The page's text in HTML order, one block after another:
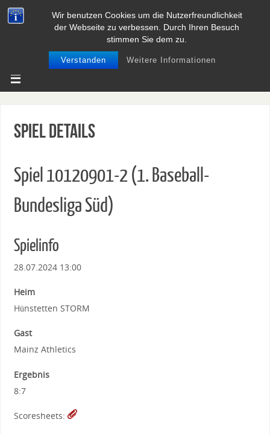
Wir benutzen Cookies um die Nutzerfreundlichkeit
der Webseite zu verbessen. Durch Ihren Besuch
stimmen Sie dem zu.
Verstanden Weitere Informationen
BASEBALL UND SOFTBALL IN
NIEDERSACHSEN
Spiel Details
Spiel 10120901-2 (1. Baseball-
Bundesliga Süd)
Spielinfo
28.07.2024 13:00
Heim
Hünstetten STORM
Gast
Mainz Athletics
Ergebnis
8:7
Scoresheets: